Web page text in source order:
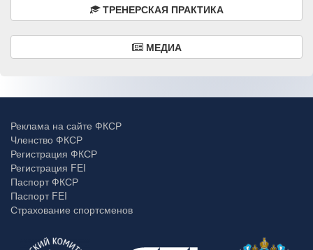
ТРЕНЕРСКАЯ ПРАКТИКА
МЕДИА
Реклама на сайте ФКСР
Членство ФКСР
Регистрация ФКСР
Регистрация FEI
Паспорт ФКСР
Паспорт FEI
Страхование спортсменов